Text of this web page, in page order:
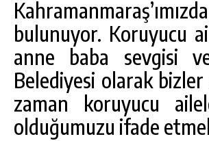
bulunuyor. Koruyucu
anne baba sevgisi
Belediyesi olarak
zaman koruyucu
olduğumuzu ifade